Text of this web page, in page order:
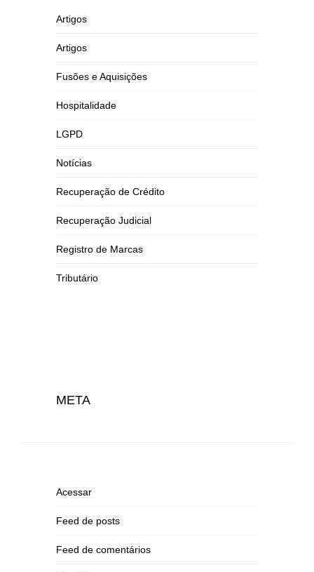
Artigos
Artigos
Fusões e Aquisições
Hospitalidade
LGPD
Notícias
Recuperação de Crédito
Recuperação Judicial
Registro de Marcas
Tributário
META
Acessar
Feed de posts
Feed de comentários